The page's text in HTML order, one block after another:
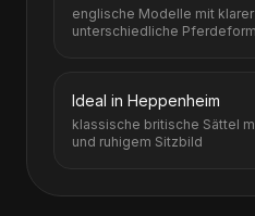
englische Modelle mit
unterschiedliche
Ideal in Heppenheim
klassische britische Sättel
und ruhigem Sitzbild